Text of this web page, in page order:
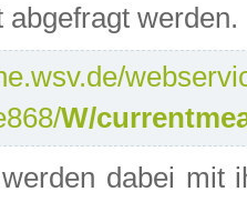
werden.
W/
dabei mit